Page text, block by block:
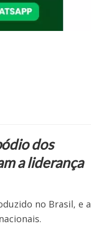
dos
a liderança
no Brasil, e a